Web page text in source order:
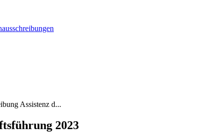
Assistenz d...
2023